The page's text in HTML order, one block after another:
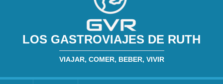
LOS GASTROVIAJES DE RUTH
VIAJAR, COMER, BEBER, VIVIR